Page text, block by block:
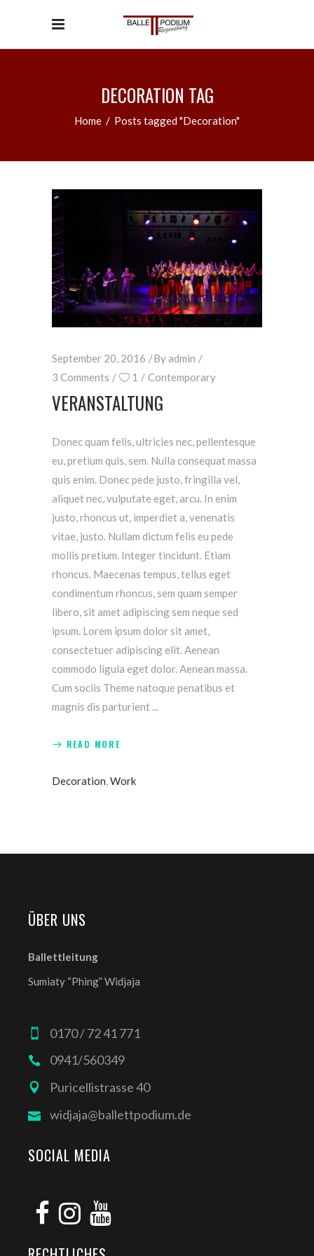
DECORATION TAG
Home / Posts tagged "Decoration"
September 20, 2016 Byadmin
3 Comments
1 Contemporary
VERANSTALTUNG
Donec quam felis, ultricies nec, pellentesque
eu, pretium quis, sem. Nulla consequat massa
quis enim. Donec pede justo, fringilla vel,
aliquet nec, vulputate eget, arcu. In enim
justo, rhoncus ut, imperdiet a, venenatis
vitae, justo. Nullam dictum felis eu pede
mollis pretium. Integer tincidunt. Etiam
rhoncus. Maecenas tempus, tellus eget
condimentum rhoncus, sem quam semper
libero, sit amet adipiscing sem neque sed
ipsum. Lorem ipsum dolor sit amet,
consectetuer adipiscing elit. Aenean
commodo ligula eget dolor. Aenean massa.
Cum sociis Theme natoque penatibus et
magnis dis parturient
READ MORE
Decoration,Work
ÜBER UNS
Ballettleitung
Sumiaty “Phing” Widjaja
0170 / 72 41 771
0941/560349
Puricellistrasse 40
widjaja@ballettpodium.de
SOCIAL MEDIA